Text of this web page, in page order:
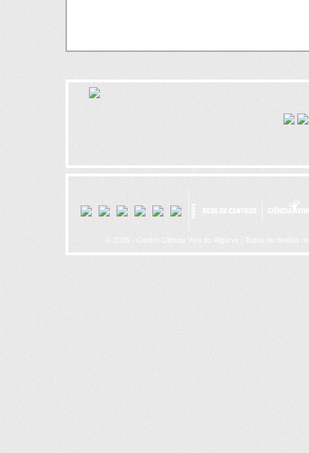
© 2026 - Centro Ciência Viva do Algarve | Todos os direitos